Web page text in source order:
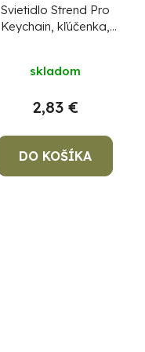
Svietidlo Strend Pro
Keychain, kľúčenka,
loď, LED 5 lm, Sellbox
NIE ZA BALENIE !
skladom
2,83 €
DO KOŠÍKA